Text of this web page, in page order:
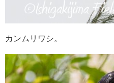
カンムリワシ。